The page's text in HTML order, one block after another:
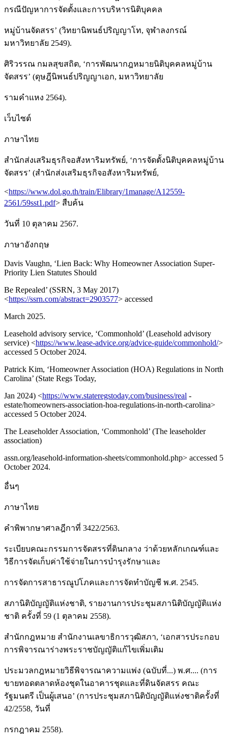
กรณีปัญหาการจัดตั้งและการบริหารนิติบุคคล
หมู่บ้านจัดสรร’ (วิทยานิพนธ์ปริญญาโท, จุฬาลงกรณ์
มหาวิทยาลัย 2549).
ศิริวรรณ กมลสุขสถิต, ‘การพัฒนากฎหมายนิติบุคคลหมู่บ้าน
จัดสรร’ (ดุษฎีนิพนธ์ปริญญาเอก, มหาวิทยาลัย
รามคำแหง 2564).
เว็บไซต์
ภาษาไทย
สำนักส่งเสริมธุรกิจอสังหาริมทรัพย์, ‘การจัดตั้งนิติบุคคลหมู่บ้าน
จัดสรร’ (สำนักส่งเสริมธุรกิจอสังหาริมทรัพย์,
<https://www.dol.go.th/train/Elibrary/1manage/A12559-
2561/59sst1.pdf> สืบค้น
วันที่ 10 ตุลาคม 2567.
ภาษาอังกฤษ
Davis Vaughn, ‘Lien Back: Why Homeowner Association Super-
Priority Lien Statutes Should
Be Repealed’ (SSRN, 3 May 2017)
<https://ssrn.com/abstract=2903577> accessed
March 2025.
Leasehold advisory service, ‘Commonhold’ (Leasehold advisory
service) <https://www.lease-advice.org/advice-guide/commonhold/>
accessed 5 October 2024.
Patrick Kim, ‘Homeowner Association (HOA) Regulations in North
Carolina’ (State Regs Today,
Jan 2024) <https://www.stateregstoday.com/business/real -
estate/homeowners-association-hoa-regulations-in-north-carolina>
accessed 5 October 2024.
The Leaseholder Association, ‘Commonhold’ (The leaseholder
association)
assn.org/leasehold-information-sheets/commonhold.php> accessed 5
October 2024.
อื่นๆ
ภาษาไทย
คำพิพากษาศาลฎีกาที่ 3422/2563.
ระเบียบคณะกรรมการจัดสรรที่ดินกลาง ว่าด้วยหลักเกณฑ์และ
วิธีการจัดเก็บค่าใช้จ่ายในการบำรุงรักษาและ
การจัดการสาธารณูปโภคและการจัดทำบัญชี พ.ศ. 2545.
สภานิติบัญญัติแห่งชาติ, รายงานการประชุมสภานิติบัญญัติแห่ง
ชาติ ครั้งที่ 59 (1 ตุลาคม 2558).
สำนักกฎหมาย สำนักงานเลขาธิการวุฒิสภา, ‘เอกสารประกอบ
การพิจารณาร่างพระราชบัญญัติแก้ไขเพิ่มเติม
ประมวลกฎหมายวิธีพิจารณาความแพ่ง (ฉบับที่...) พ.ศ.... (การ
ขายทอดตลาดห้องชุดในอาคารชุดและที่ดินจัดสรร คณะ
รัฐมนตรี เป็นผู้เสนอ’ (การประชุมสภานิติบัญญัติแห่งชาติครั้งที่
42/2558, วันที่
กรกฎาคม 2558).